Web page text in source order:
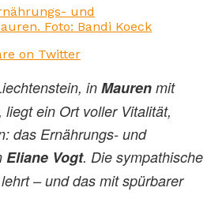
und
Foto: Bandi Koeck
on Twitter
in Mauren mit
ein Ort voller Vitalität,
das Ernährungs- und
Eliane Vogt. Die sympathische
– und das mit spürbarer